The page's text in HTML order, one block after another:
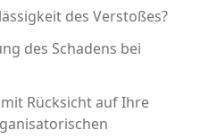
des Verstoßes?
des Schadens bei
Rücksicht auf Ihre